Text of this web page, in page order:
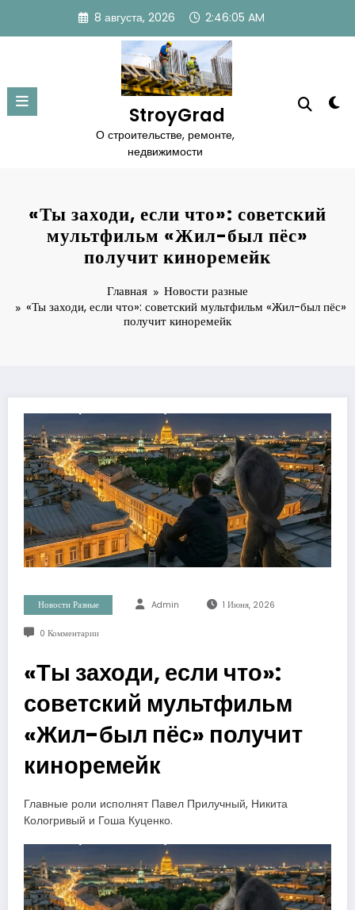
содержимому
8 августа, 2026 2:46:05 AM
StroyGrad
О строительстве, ремонте,
недвижимости
«Ты заходи, если что»: советский
мультфильм «Жил-был пёс»
получит киноремейк
Главная
Новости разные
«Ты заходи, если что»: советский мультфильм «Жил-был пёс»
получит киноремейк
Новости Разные Admin 1 Июня, 2026
0 Комментарии
«Ты заходи, если что»:
советский мультфильм
«Жил-был пёс» получит
киноремейк
Главные роли исполнят Павел Прилучный, Никита
Кологривый и Гоша Куценко.